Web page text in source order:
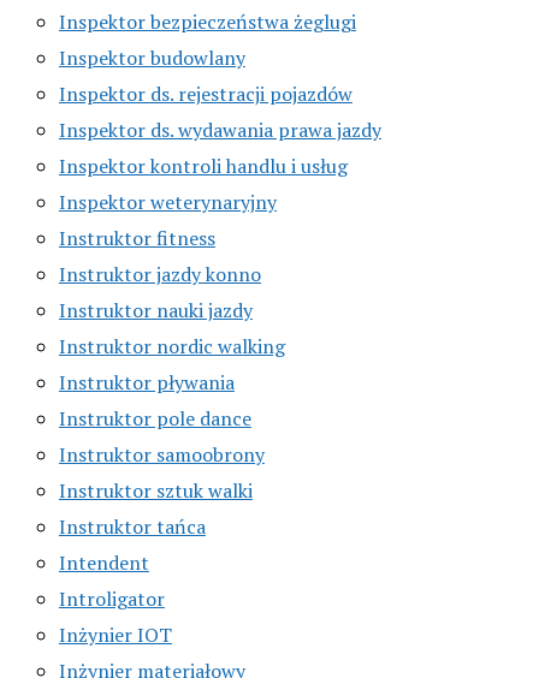
Inspektor bezpieczeństwa żeglugi
Inspektor budowlany
Inspektor ds. rejestracji pojazdów
Inspektor ds. wydawania prawa jazdy
Inspektor kontroli handlu i usług
Inspektor weterynaryjny
Instruktor fitness
Instruktor jazdy konno
Instruktor nauki jazdy
Instruktor nordic walking
Instruktor pływania
Instruktor pole dance
Instruktor samoobrony
Instruktor sztuk walki
Instruktor tańca
Intendent
Introligator
Inżynier IOT
Inżynier materiałowy